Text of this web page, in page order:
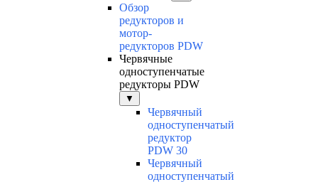
Обзор
редукторов и
мотор-
редукторов PDW
Червячные
одноступенчатые
редукторы PDW
▼
Червячный
одноступенчатый
редуктор
PDW 30
Червячный
одноступенчатый